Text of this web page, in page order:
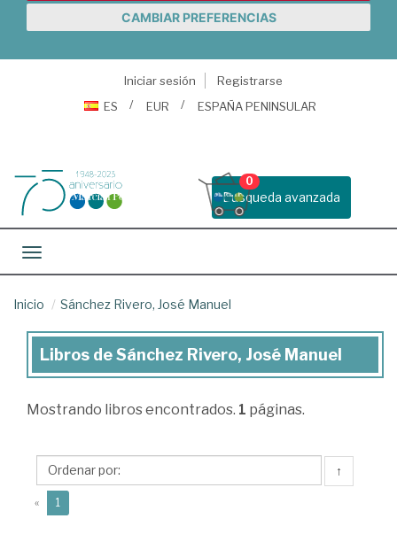
CAMBIAR PREFERENCIAS
Iniciar sesión
Registrarse
ES
EUR ESPAÑA PENINSULAR
Busqueda avanzada
0
Toggle navigation
Inicio Sánchez Rivero, José Manuel
Libros
Sánchez
José
Manuel
Libros de Sánchez Rivero, José Manuel
Mostrando libros encontrados. 1 páginas.
↑
« 1